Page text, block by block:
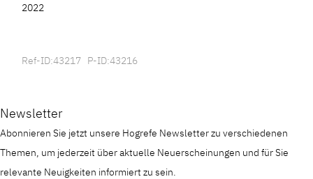
2022
Ref-ID:43217 P-ID:43216
Newsletter
Abonnieren Sie jetzt unsere Hogrefe Newsletter zu verschiedenen
Themen, um jederzeit über aktuelle Neuerscheinungen und für Sie
relevante Neuigkeiten informiert zu sein.